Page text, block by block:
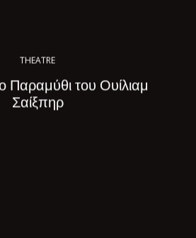
THEATRE
Παραμύθι του Ουίλιαμ
Σαίξπηρ